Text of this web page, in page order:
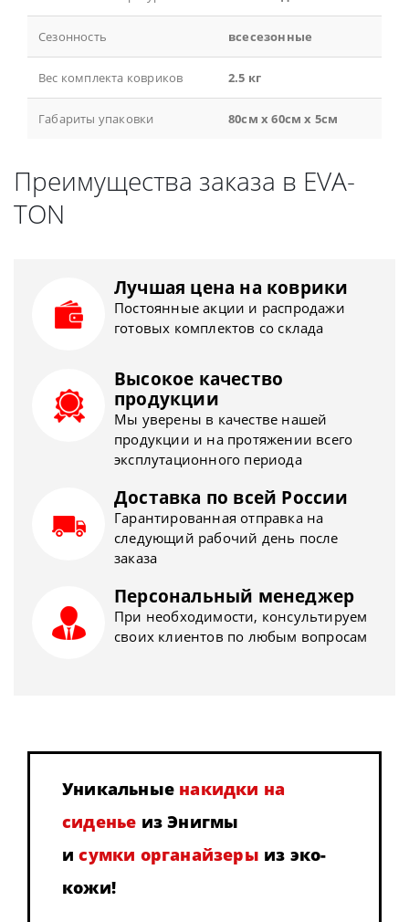
Сезонность всесезонные
Вес комплекта ковриков 2.5 кг
Габариты упаковки 80см x 60см x 5см
Преимущества заказа в EVA-
TON
Лучшая цена на коврики
Постоянные акции и распродажи
готовых комплектов со склада
Высокое качество
продукции
Мы уверены в качестве нашей
продукции и на протяжении всего
эксплутационного периода
Доставка по всей России
Гарантированная отправка на
следующий рабочий день после
заказа
Персональный менеджер
При необходимости, консультируем
своих клиентов по любым вопросам
Уникальные накидки на
сиденье из Энигмы
исумки органайзеры из эко-
кожи!